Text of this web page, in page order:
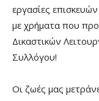
εργασίες
με χρήματα που
Δικαστικών
Συλλόγου!
Οι ζωές μας